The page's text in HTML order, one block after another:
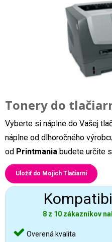
Tonery do
Vyberte si náplne do Vašej
náplne od dlhoročného
od Printmania budete určite
Uložiť do Mojich Tlačiarní
8 z 10 zákazníkov
Overená kvalita